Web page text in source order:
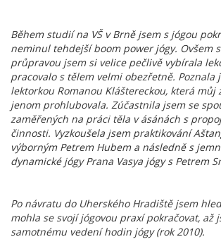
Během studií na VŠ v Brně jsem s jógou
neminul tehdejší boom power jógy. Ovšem
průpravou jsem si velice pečlivě vybírala
pracovalo s tělem velmi obezřetně. Poznala
lektorkou Romanou Kláštereckou, která můj
jenom prohlubovala. Zúčastnila jsem se
zaměřených na práci těla v ásánách s
činnosti. Vyzkoušela jsem praktikování
výborným Petrem Hubem a následně s
dynamické jógy Prana Vasya jógy s Petrem
Po návratu do Uherského Hradiště jsem
mohla se svojí jógovou praxí pokračovat, až
samotnému vedení hodin jógy (rok 2010).